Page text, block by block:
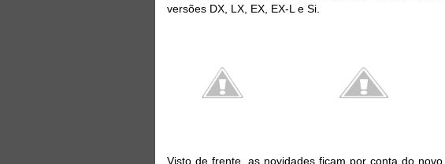
versões DX, LX, EX, EX-L e Si.
Visto de frente, as novidades ficam por conta do